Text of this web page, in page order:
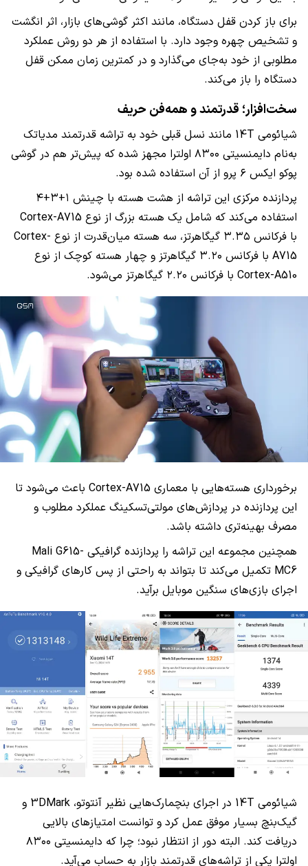
برای باز کردن قفل دستگاه، مانند اکثر گوشی‌های بازار، اثر انگشت
و تشخیص چهره وجود دارد. با استفاده از هر دو روش عملکرد
مطلوبی از خود به‌جای می‌گذارد و در کمترین زمان ممکن قفل
دستگاه را باز می‌کند.
سخت‌افزار؛ قدرتمند و همه‌فن حریف
شیائومی 14T مانند نسل قبلی خود به تراشه قدرتمند مدیاتک
به‌نام دایمنسیتی ۸۳۰۰ اولترا مجهز شده که پیش‌تر هم در گوشی
پوکو ایکس ۶ پرو از آن استفاده شده بود.
پردازنده مرکزی این تراشه از هشت هسته با چینش ۱+۳+۴
استفاده می‌کند که شامل یک هسته بزرگ از نوع Cortex-A715
با فرکانس ۳.۳۵ گیگاهرتز، سه هسته میان‌قدرت از نوع Cortex-
A715 با فرکانس ۳.۲۰ گیگاهرتز و چهار هسته کوچک از نوع
Cortex-A510 با فرکانس ۲.۲۰ گیگاهرتز می‌شود.
برخورداری هسته‌هایی با معماری Cortex-A715 باعث می‌شود تا
این پردازنده در پردازش‌های مولتی‌تسکینگ عملکرد مطلوب و
مصرف بهینه‌تری داشته باشد.
همچنین مجموعه این تراشه را پردازنده گرافیکی Mali G615-
MC6 تکمیل می‌کند تا بتواند به راحتی از پس کارهای گرافیکی و
اجرای بازی‌های سنگین موبایل برآید.
شیائومی 14T در اجرای بنچمارک‌هایی نظیر آنتوتو، 3DMark و
گیک‌بنچ بسیار موفق عمل کرد و توانست امتیازهای بالایی
دریافت کند. البته دور از انتظار نبود؛ چرا که دایمنسیتی ۸۳۰۰
اولترا یکی از تراشه‌های قدرتمند بازار به حساب می‌آید.